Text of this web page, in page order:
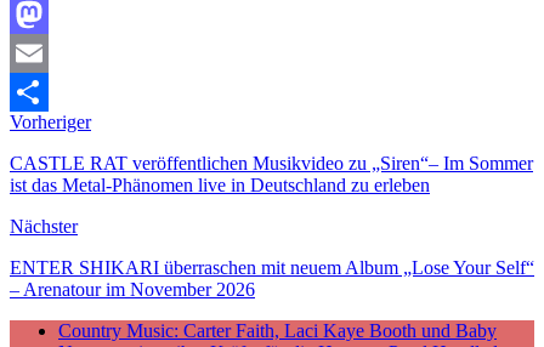
Facebook
Mastodon
Email
Teilen
Vorheriger
CASTLE RAT veröffentlichen Musikvideo zu „Siren“– Im Sommer
ist das Metal-Phänomen live in Deutschland zu erleben
Nächster
ENTER SHIKARI überraschen mit neuem Album „Lose Your Self“
– Arenatour im November 2026
Country Music: Carter Faith, Laci Kaye Booth und Baby